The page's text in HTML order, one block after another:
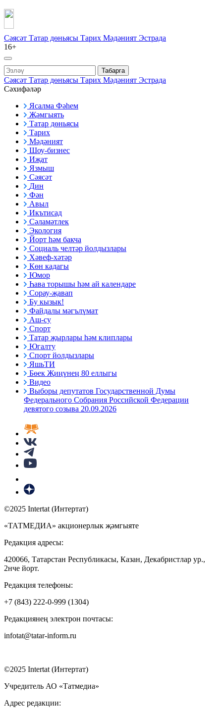
Сәясәт Татар дөньясы Тарих Мәдәният Эстрада
16+
Табарга
Сәясәт Татар дөньясы Тарих Мәдәният Эстрада
Сәхифәләр
Ясалма Фәһем
Җәмгыять
Татар дөньясы
Тарих
Мәдәният
Шоу-бизнес
Иҗат
Язмыш
Сәясәт
Дин
Фән
Авыл
Икътисад
Сәламәтлек
Экология
Йорт һәм бакча
Социаль челтәр йолдызлары
Хәвеф-хәтәр
Көн кадагы
Юмор
Һава торышы һәм ай календаре
Сорау-җавап
Бу кызык!
Файдалы мәгълүмат
Аш-су
Спорт
Татар җырлары һәм клиплары
Югалту
Спорт йолдызлары
ЯшьТИ
Бөек Җиңүнең 80 еллыгы
Видео
Выборы депутатов Государственной Думы
Федерального Собрания Российской Федерации
девятого созыва 20.09.2026
©2025 Intertat (Интертат)
«ТАТМЕДИА» акционерлык җәмгыяте
Редакция адресы:
420066, Татарстан Республикасы, Казан, Декабристлар ур.,
2нче йорт.
Редакция телефоны:
+7 (843) 222-0-999 (1304)
Редакциянең электрон почтасы:
infotat@tatar-inform.ru
©2025 Intertat (Интертат)
Учредитель АО «Татмедиа»
Адрес редакции: